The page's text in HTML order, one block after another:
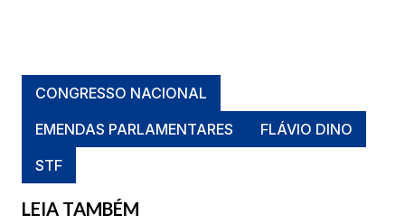
CONGRESSO NACIONAL
EMENDAS PARLAMENTARES
FLÁVIO DINO
STF
LEIA TAMBÉM